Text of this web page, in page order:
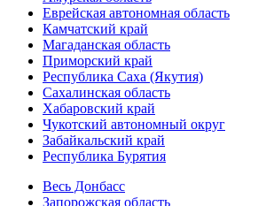
Еврейская автономная область
Камчатский край
Магаданская область
Приморский край
Республика Саха (Якутия)
Сахалинская область
Хабаровский край
Чукотский автономный округ
Забайкальский край
Республика Бурятия
Весь Донбасс
Запорожская область